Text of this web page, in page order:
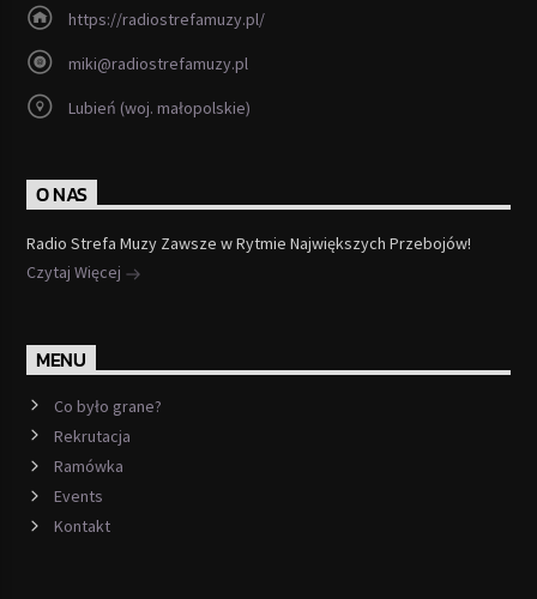
https://radiostrefamuzy.pl/
miki@radiostrefamuzy.pl
Lubień (woj. małopolskie)
O NAS
Radio Strefa Muzy Zawsze w Rytmie Największych Przebojów!
Czytaj Więcej
MENU
Co było grane?
Rekrutacja
Ramówka
Events
Kontakt